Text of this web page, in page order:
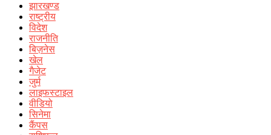
झारखण्ड
राष्ट्रीय
विदेश
राजनीति
बिज़नेस
खेल
गैजेट
जुर्म
लाइफस्टाइल
वीडियो
सिनेमा
कैंपस